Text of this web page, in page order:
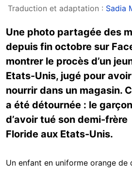
Traduction et adaptation : Sadia
Une photo partagée des
depuis fin octobre sur
montrer le procès d’un
Etats-Unis, jugé pour
nourrir dans un magasin.
a été détournée : le
d’avoir tué son demi-
Floride aux Etats-Unis.
Un enfant en uniforme orange de